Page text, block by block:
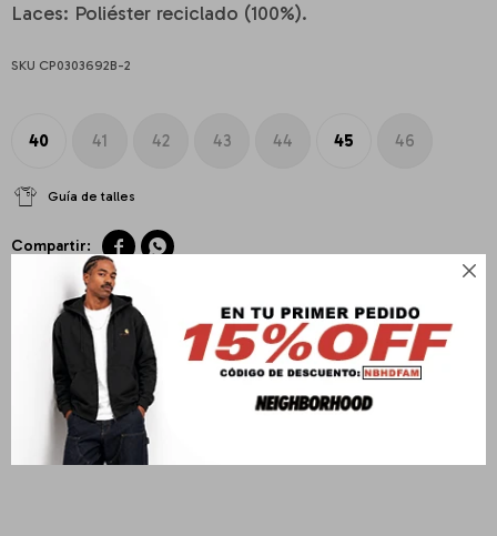

Laces: Poliéster reciclado (100%).
CP0303692B-2
40 41 42 43 44 45 46
Guía de talles
 
Envíos
Cambios y Devoluciones
Medios de pago